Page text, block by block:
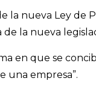
la nueva Ley de
la nueva
en que se
una empresa”.